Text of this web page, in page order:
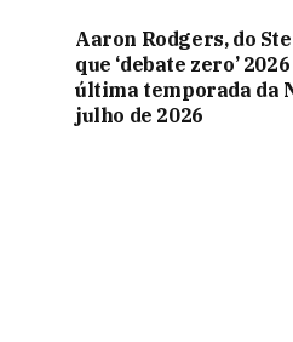
Aaron Rodgers, do
que ‘debate zero’
última temporada da
julho de 2026